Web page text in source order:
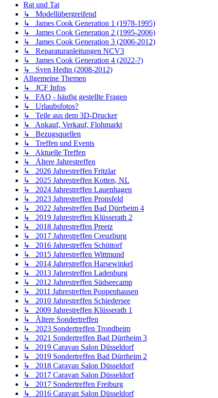
Rat und Tat
↳ Modellübergreifend
↳ James Cook Generation 1 (1978-1995)
↳ James Cook Generation 2 (1995-2006)
↳ James Cook Generation 3 (2006-2012)
↳ Reparaturanleitungen NCV3
↳ James Cook Generation 4 (2022-?)
↳ Sven Hedin (2008-2012)
Allgemeine Themen
↳ JCF Infos
↳ FAQ - häufig gestellte Fragen
↳ Urlaubsfotos?
↳ Teile aus dem 3D-Drucker
↳ Ankauf, Verkauf, Flohmarkt
↳ Bezugsquellen
↳ Treffen und Events
↳ Aktuelle Treffen
↳ Ältere Jahrestreffen
↳ 2026 Jahrestreffen Fritzlar
↳ 2025 Jahrestreffen Kotten, NL
↳ 2024 Jahrestreffen Lauenhagen
↳ 2023 Jahrestreffen Pronsfeld
↳ 2022 Jahrestreffen Bad Dürrheim 4
↳ 2019 Jahrestreffen Klüsserath 2
↳ 2018 Jahrestreffen Preetz
↳ 2017 Jahrestreffen Creuzburg
↳ 2016 Jahrestreffen Schüttorf
↳ 2015 Jahrestreffen Wittmund
↳ 2014 Jahrestreffen Harsewinkel
↳ 2013 Jahrestreffen Ladenburg
↳ 2012 Jahrestreffen Südseecamp
↳ 2011 Jahrestreffen Poppenhausen
↳ 2010 Jahrestreffen Schiedersee
↳ 2009 Jahrestreffen Klüsserath 1
↳ Ältere Sondertreffen
↳ 2023 Sondertreffen Trondheim
↳ 2021 Sondertreffen Bad Dürrheim 3
↳ 2019 Caravan Salon Düsseldorf
↳ 2019 Sondertreffen Bad Dürrheim 2
↳ 2018 Caravan Salon Düsseldorf
↳ 2017 Caravan Salon Düsseldorf
↳ 2017 Sondertreffen Freiburg
↳ 2016 Caravan Salon Düsseldorf